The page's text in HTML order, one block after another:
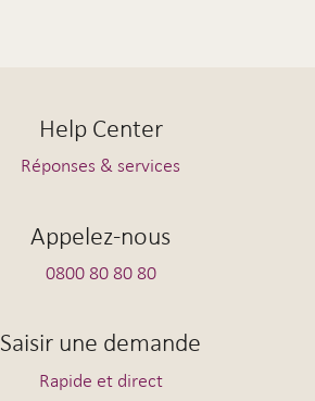
Help Center
Réponses & services
Appelez-nous
0800 80 80 80
Saisir une demande
Rapide et direct